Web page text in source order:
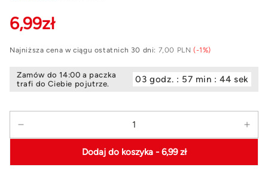
6,99zł
Najniższa cena w ciągu ostatnich 30 dni: 7,00 PLN (-1%)
Zamów do 14:00 a paczka
trafi do Ciebie pojutrze.
03 godz. : 57 min : 43 sek
ilość
Kubek
ilość
Dodaj do koszyka- 6,99 zł